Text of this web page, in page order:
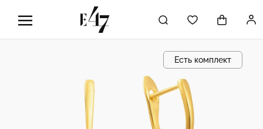
Есть комплект